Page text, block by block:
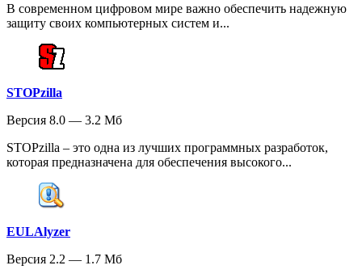
В современном цифровом мире важно обеспечить надежную
защиту своих компьютерных систем и...
STOPzilla
Версия 8.0 — 3.2 Мб
STOPzilla – это одна из лучших программных разработок,
которая предназначена для обеспечения высокого...
EULAlyzer
Версия 2.2 — 1.7 Мб